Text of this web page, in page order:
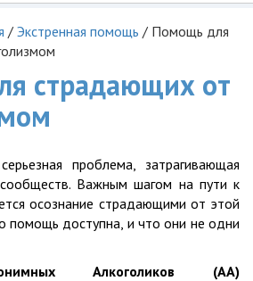
/ Экстренная помощь / Помощь для
страдающих от
проблема, затрагивающая
Важным шагом на пути к
осознание страдающими от этой
помощь доступна, и что они не одни
Алкоголиков (АА)